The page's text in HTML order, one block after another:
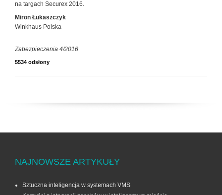
na targach Securex 2016.
Miron Łukaszczyk
Winkhaus Polska
Zabezpieczenia 4/2016
5534 odsłony
NAJNOWSZE ARTYKUŁY
Sztuczna inteligencja w systemach VMS